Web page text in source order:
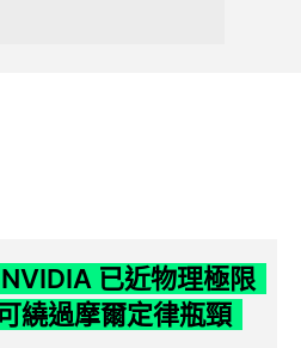
已近物理極限
繞過摩爾定律瓶頸